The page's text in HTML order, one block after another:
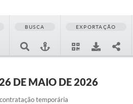
BUSCA EXPORTAÇÃO
DE MAIO DE 2026
temporária